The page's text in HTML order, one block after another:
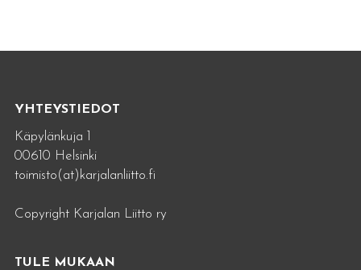
YHTEYSTIEDOT
Käpylänkuja 1
00610 Helsinki
toimisto(at)karjalanliitto.fi
Copyright Karjalan Liitto ry
TULE MUKAAN